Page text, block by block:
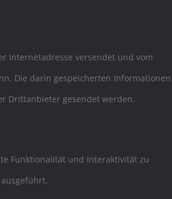
Internetadresse versendet und vom
Die darin gespeicherten Informationen
Drittanbieter gesendet werden.
Funktionalität und Interaktivität zu